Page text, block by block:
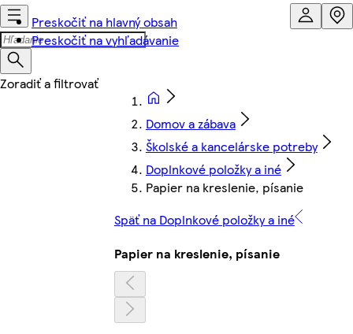
Preskočiť na hlavný obsah
Preskočiť na vyhľadávanie
Domov a zábava
Školské a kancelárske potreby
Doplnkové položky a iné
Papier na kreslenie, písanie
Späť na Doplnkové položky a iné
Papier na kreslenie, písanie